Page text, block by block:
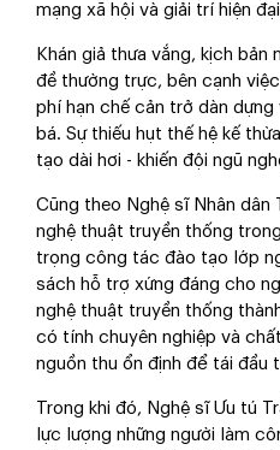
mạng xã hội và giải trí hiện
Khán giả thưa vắng, kịch bản
đề thường trực, bên cạnh
phí hạn chế cản trở dàn
bá. Sự thiếu hụt thế hệ kế
tạo dài hơi - khiến đội ngũ
Cũng theo Nghệ sĩ Nhân dân
nghệ thuật truyền thống
trọng công tác đào tạo lớp
sách hỗ trợ xứng đáng cho
nghệ thuật truyền thống
có tính chuyên nghiệp và
nguồn thu ổn định để tái đầu
Trong khi đó, Nghệ sĩ Ưu tú
lực lượng những người làm